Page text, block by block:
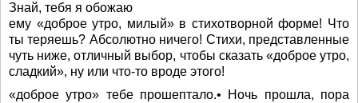
Знай, тебя я обожаю
ему «доброе утро, милый» в стихотворной форме! Что
ты теряешь? Абсолютно ничего! Стихи, представленные
чуть ниже, отличный выбор, чтобы сказать «доброе утро,
сладкий», ну или что-то вроде этого!
«доброе утро» тебе прошептало.• Ночь прошла, пора